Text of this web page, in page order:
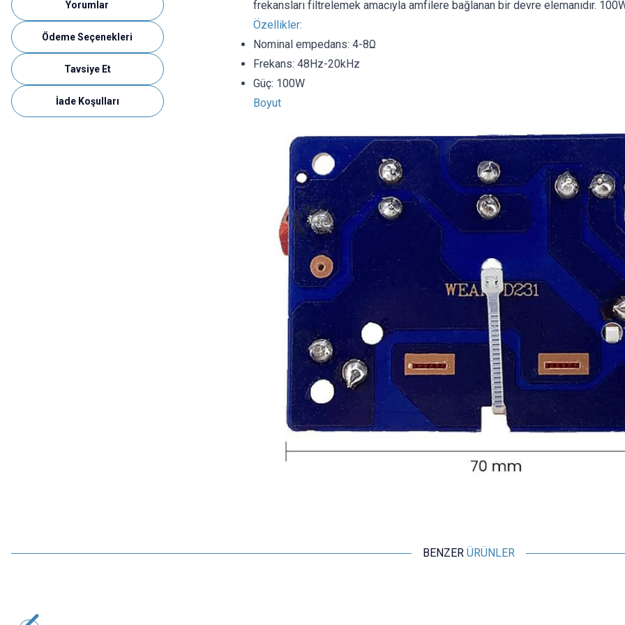
Yorumlar
Ödeme Seçenekleri
Tavsiye Et
İade Koşulları
frekansları filtrelemek amacıyla amfilere bağlanan bir devre elemanıdır.
Özellikler:
Nominal empedans: 4-8Ω
Frekans: 48Hz-20kHz
Güç: 100W
Boyut
BENZER ÜRÜNLER